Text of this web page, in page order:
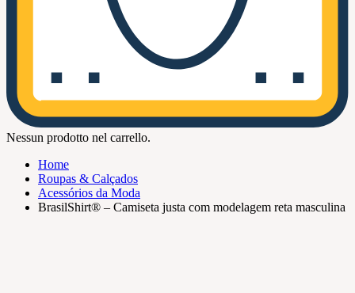
Nessun prodotto nel carrello.
Home
Roupas & Calçados
Acessórios da Moda
BrasilShirt® – Camiseta justa com modelagem reta masculina